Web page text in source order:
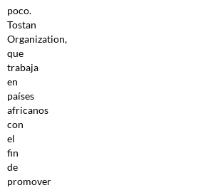
poco.
Tostan
Organization,
que
trabaja
en
países
africanos
con
el
fin
de
promover